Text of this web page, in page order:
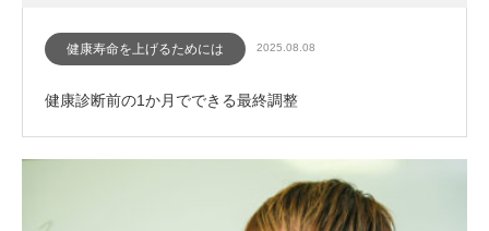
健康寿命を上げるためには 2025.08.08
健康診断前の1か月でできる最終調整